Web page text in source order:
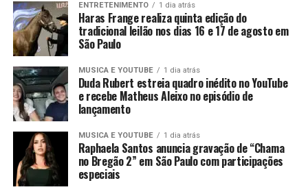
ENTRETENIMENTO 1 dia atrás
Haras Frange realiza quinta edição do
tradicional leilão nos dias 16 e 17 de agosto em
São Paulo
MUSICA E YOUTUBE 1 dia atrás
Duda Rubert estreia quadro inédito no YouTube
e recebe Matheus Aleixo no episódio de
lançamento
MUSICA E YOUTUBE 1 dia atrás
Raphaela Santos anuncia gravação de “Chama
no Bregão 2” em São Paulo com participações
especiais